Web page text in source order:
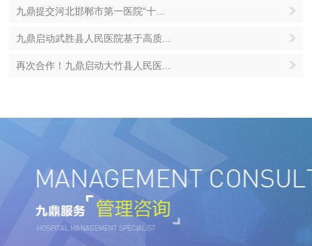
九鼎提交河北邯郸市第一医院“十...
九鼎启动武胜县人民医院基于高质...
再次合作！九鼎启动大竹县人民医...